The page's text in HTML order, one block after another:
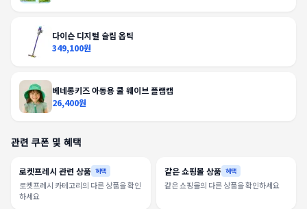
다이슨 디지털 슬림 옵틱
349,100원
베네통키즈 아동용 쿨 웨이브 플랩캡
26,400원
관련 쿠폰 및 혜택
로켓프레시 관련 상품 혜택
로켓프레시 카테고리의 다른 상품을 확인
하세요
같은 쇼핑몰 상품 혜택
같은 쇼핑몰의 다른 상품을 확인하세요